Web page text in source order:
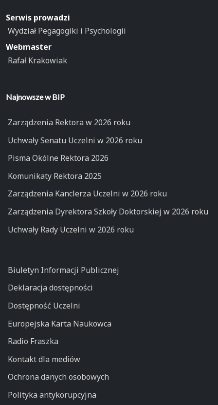
Serwis prowadzi
Wydział Pegagogiki i Psychologii
Webmaster
Rafał Krakowiak
Najnowsze w BIP
Zarządzenia Rektora w 2026 roku
Uchwały Senatu Uczelni w 2026 roku
Pisma Okólne Rektora 2026
Komunikaty Rektora 2025
Zarządzenia Kanclerza Uczelni w 2026 roku
Zarządzenia Dyrektora Szkoły Doktorskiej w 2026 roku
Uchwały Rady Uczelni w 2026 roku
Biuletyn Informacji Publicznej
Deklaracja dostępności
Dostępność Uczelni
Europejska Karta Naukowca
Radio Fraszka
Kontakt dla mediów
Ochrona danych osobowych
Polityka antykorupcyjna